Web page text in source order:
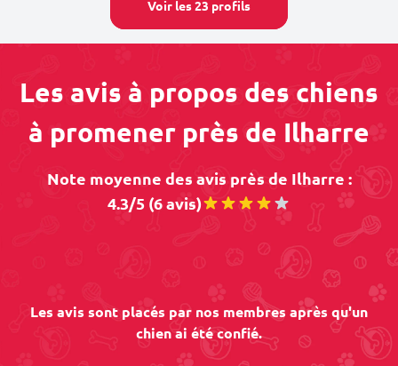
Voir les 23 profils
Les avis à propos des chiens
à promener près de Ilharre
Note moyenne des avis près de Ilharre :
4.3/5 (6 avis)
Les avis sont placés par nos membres après qu'un
chien ai été confié.